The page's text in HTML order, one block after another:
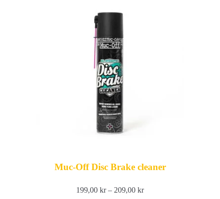
Muc-Off Disc Brake cleaner
199,00 kr – 209,00 krPrisintervall: